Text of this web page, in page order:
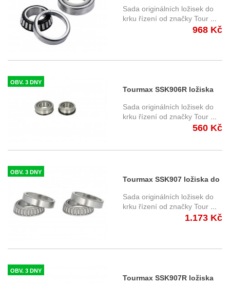
krku řízení
Sada originálních ložisek do
krku řízení od značky Tour
968 Kč
OBV. 3 DNY
Tourmax SSK906R ložiska
do krku řízení
Sada originálních ložisek do
krku řízení od značky Tour
560 Kč
OBV. 3 DNY
Tourmax SSK907 ložiska do
krku řízení
Sada originálních ložisek do
krku řízení od značky Tour
1.173 Kč
OBV. 3 DNY
Tourmax SSK907R ložiska